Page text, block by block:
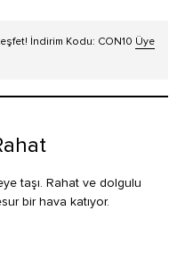
İndirim Kodu: CON10 Üye
taşı. Rahat ve dolgulu
bir hava katıyor.